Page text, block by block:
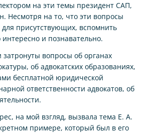
на эти темы президент САП,
Несмотря на то, что эти вопросы
присутствующих, вспомнить
и познавательно.
вопросы об органах
об адвокатских образованиях,
бесплатной юридической
ответственности адвокатов, об
на мой взгляд, вызвала тема Е. А.
примере, который был в его